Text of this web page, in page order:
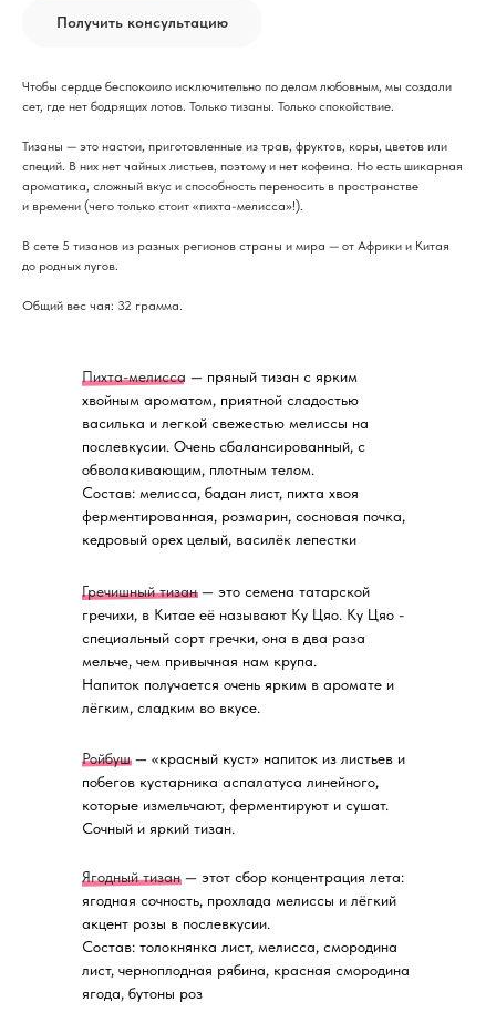
Получить консультацию
Чтобы сердце беспокоило исключительно по делам любовным, мы создали
сет, где нет бодрящих лотов. Только тизаны. Только спокойствие.
Тизаны — это настои, приготовленные из трав, фруктов, коры, цветов или
специй. В них нет чайных листьев, поэтому и нет кофеина. Но есть шикарная
ароматика, сложный вкус и способность переносить в пространстве
и времени (чего только стоит «пихта-мелисса»!).
В сете 5 тизанов из разных регионов страны и мира — от Африки и Китая
до родных лугов.
Общий вес чая: 32 грамма.
Ройбуш— «красный куст» напиток из листьев и
побегов кустарника аспалатуса линейного,
которые измельчают, ферментируют и сушат.
Сочный и яркий тизан.
Пихта-мелисса — пряный тизан с ярким
хвойным ароматом, приятной сладостью
василька и легкой свежестью мелиссы на
послевкусии. Очень сбалансированный, с
обволакивающим, плотным телом.
Состав: мелисса, бадан лист, пихта хвоя
ферментированная, розмарин, сосновая почка,
кедровый орех целый, василёк лепестки
Ягодный тизан— этот сбор концентрация лета:
ягодная сочность, прохлада мелиссы и лёгкий
акцент розы в послевкусии.
Состав: толокнянка лист, мелисса, смородина
лист, черноплодная рябина, красная смородина
ягода, бутоны роз
Гречишный тизан— это семена татарской
гречихи, в Китае её называют Ку Цяо. Ку Цяо -
специальный сорт гречки, она в два раза
мельче, чем привычная нам крупа.
Напиток получается очень ярким в аромате и
лёгким, сладким во вкусе.
Вам может понравиться
У вас есть предложение
или вы просто хотите
познакомиться с Пьё?—
Свяжитесь с нами
Чаи и тизаны Партнерам
Информация